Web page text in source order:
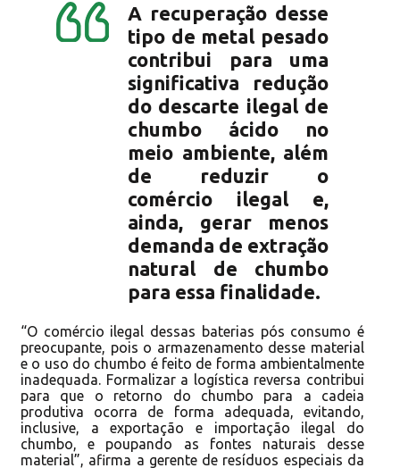
A recuperação desse
tipo de metal pesado
contribui para uma
significativa redução
do descarte ilegal de
chumbo ácido no
meio ambiente, além
de reduzir o
comércio ilegal e,
ainda, gerar menos
demanda de extração
natural de chumbo
para essa finalidade.
“O comércio ilegal dessas baterias pós consumo é
preocupante, pois o armazenamento desse material
e o uso do chumbo é feito de forma ambientalmente
inadequada. Formalizar a logística reversa contribui
para que o retorno do chumbo para a cadeia
produtiva ocorra de forma adequada, evitando,
inclusive, a exportação e importação ilegal do
chumbo, e poupando as fontes naturais desse
material”, afirma a gerente de resíduos especiais da